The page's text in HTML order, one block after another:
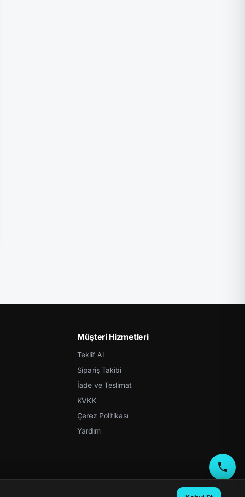
Müşteri Hizmetleri
Teklif Al
Sipariş Takibi
İade ve Teslimat
KVKK
Çerez Politikası
Yardım